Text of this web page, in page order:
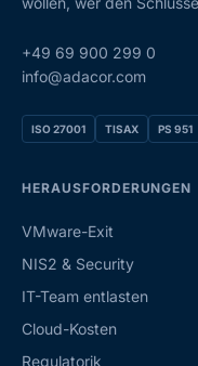
+49 69 900 299 0
info@adacor.com
ISO 27001 TISAX PS 951
HERAUSFORDERUNGEN
VMware-Exit
NIS2 & Security
IT-Team entlasten
Cloud-Kosten
Regulatorik